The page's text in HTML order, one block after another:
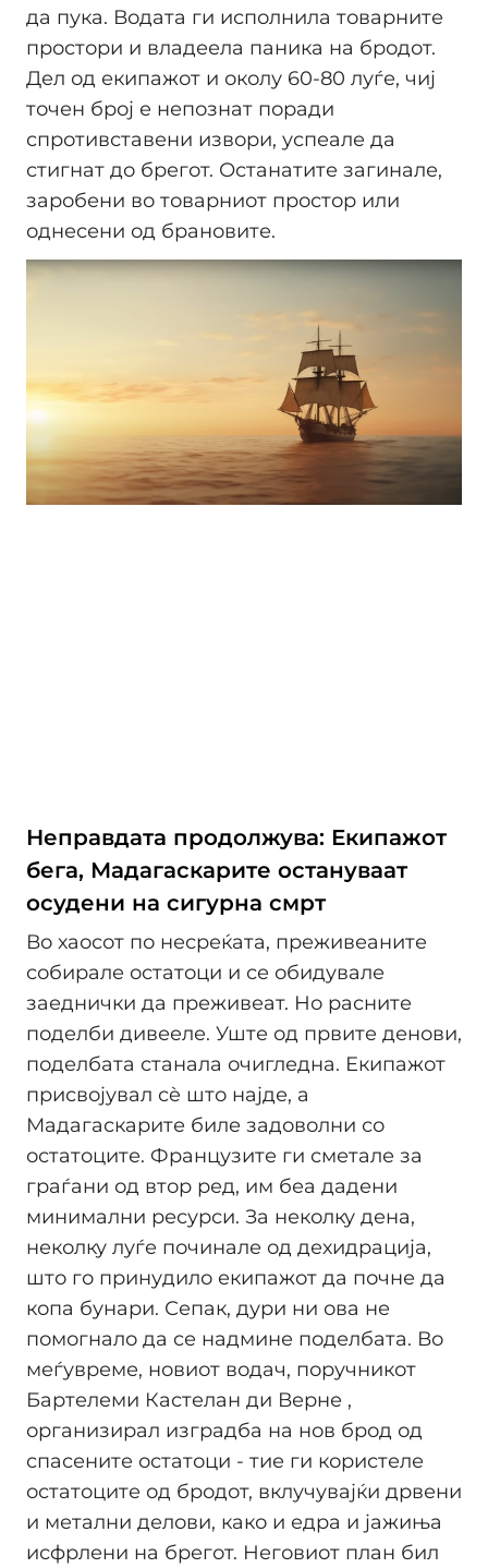
да пука. Водата ги исполнила товарните
простори и владеела паника на бродот.
Дел од екипажот и околу 60-80 луѓе, чиј
точен број е непознат поради
спротивставени извори, успеале да
стигнат до брегот. Останатите загинале,
заробени во товарниот простор или
однесени од брановите.
Неправдата продолжува: Екипажот
бега, Мадагаскарите остануваат
осудени на сигурна смрт
Во хаосот по несреќата, преживеаните
собирале остатоци и се обидувале
заеднички да преживеат. Но расните
поделби дивееле. Уште од првите денови,
поделбата станала очигледна. Екипажот
присвојувал сè што најде, а
Мадагаскарите биле задоволни со
остатоците. Французите ги сметале за
граѓани од втор ред, им беа дадени
минимални ресурси. За неколку дена,
неколку луѓе починале од дехидрација,
што го принудило екипажот да почне да
копа бунари. Сепак, дури ни ова не
помогнало да се надмине поделбата. Во
меѓувреме, новиот водач, поручникот
Бартелеми Кастелан ди Верне ,
организирал изградба на нов брод од
спасените остатоци - тие ги користеле
остатоците од бродот, вклучувајќи дрвени
и метални делови, како и едра и јажиња
исфрлени на брегот. Неговиот план бил